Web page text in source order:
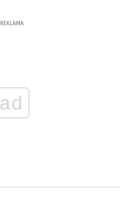
REKLAMA
ad